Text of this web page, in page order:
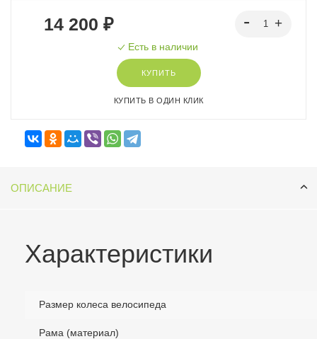
14 200 ₽
Есть в наличии
КУПИТЬ
КУПИТЬ В ОДИН КЛИК
ОПИСАНИЕ
Характеристики
Размер колеса велосипеда
Рама (материал)